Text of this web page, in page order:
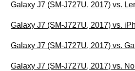
Galaxy J7 (SM-J727U, 2017) vs.
Galaxy J7 (SM-J727U, 2017) vs.
Galaxy J7 (SM-J727U, 2017) vs.
Galaxy J7 (SM-J727U, 2017) vs.